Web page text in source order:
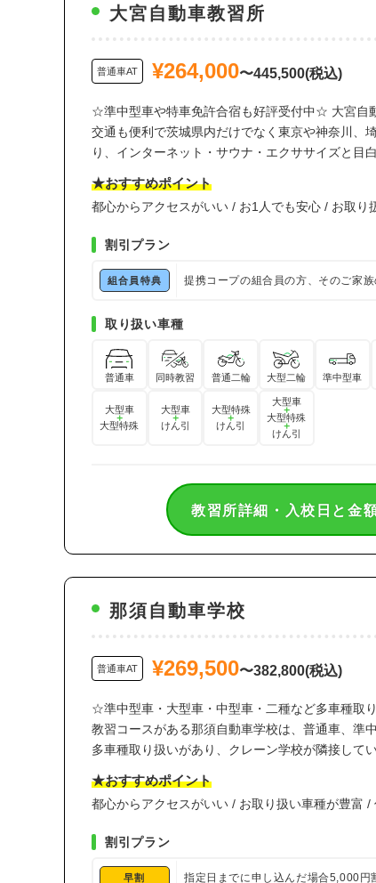
大宮自動車教習所
普通車AT ¥264,000〜445,500(税込)
☆準中型車や特車免許合宿も好評受付中☆ 大宮自
交通も便利で茨城県内だけでなく東京や神奈川、
り、インターネット・サウナ・エクササイズと目
★おすすめポイント
都心からアクセスがいい / お1人でも安心 / お取り
割引プラン
組合員特典 提携コープの組合員の方、そのご家
取り扱い車種
普通車 同時教習 普通二輪 大型二輪 準中型車
大型車
＋
大型特殊
大型車
＋
けん引
大型特殊
＋
けん引
大型車
＋
大型特殊
＋
けん引
教習所詳細・入校日と金
那須自動車学校
普通車AT ¥269,500〜382,800(税込)
☆準中型車・大型車・中型車・二種など多車種取
教習コースがある那須自動車学校は、普通車、準
多車種取り扱いがあり、クレーン学校が隣接して
★おすすめポイント
都心からアクセスがいい / お取り扱い車種が豊富 /
割引プラン
早割 指定日までに申し込んだ場合5,000円